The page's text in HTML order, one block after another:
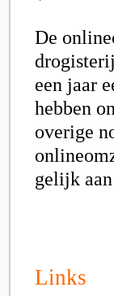
De
een jaar
hebben
overige
gelijk
Links